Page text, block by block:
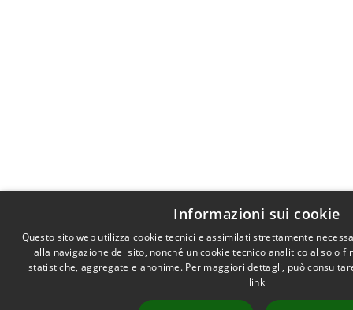
Informazioni sui cookie
Questo sito web utilizza cookie tecnici e assimilati strettamente
alla navigazione del sito, nonché un cookie tecnico analitico al solo
statistiche, aggregate e anonime. Per maggiori dettagli, può
link